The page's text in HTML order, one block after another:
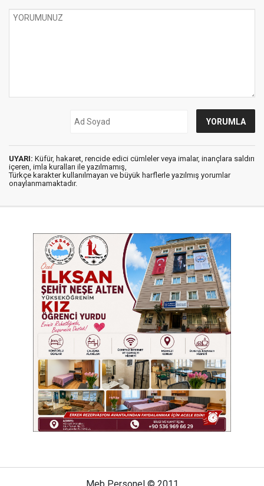
UYARI: Küfür, hakaret, rencide edici cümleler veya imalar, inançlara saldırı
içeren, imla kuralları ile yazılmamış,
Türkçe karakter kullanılmayan ve büyük harflerle yazılmış yorumlar
onaylanmamaktadır.